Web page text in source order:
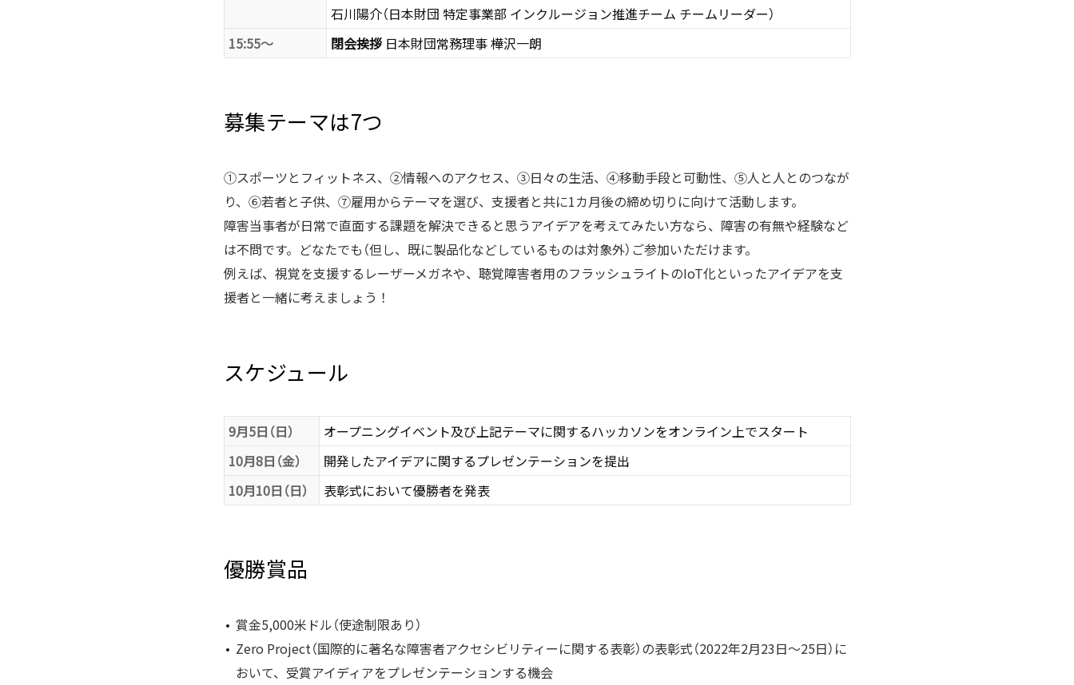
石川陽介（日本財団 特定事業部 インクルージョン推進チーム チームリーダー）
15:55～
閉会挨拶日本財団常務理事 樺沢一朗
募集テーマは7つ
①スポーツとフィットネス、②情報へのアクセス、③日々の生活、④移動手段と可動性、⑤人と人とのつなが
り、⑥若者と子供、⑦雇用からテーマを選び、支援者と共に1カ月後の締め切りに向けて活動します。
障害当事者が日常で直面する課題を解決できると思うアイデアを考えてみたい方なら、障害の有無や経験など
は不問です。どなたでも（但し、既に製品化などしているものは対象外）ご参加いただけます。
例えば、視覚を支援するレーザーメガネや、聴覚障害者用のフラッシュライトのIoT化といったアイデアを支
援者と一緒に考えましょう！
スケジュール
9月5日（日）
オープニングイベント及び上記テーマに関するハッカソンをオンライン上でスタート
10月8日（金）
開発したアイデアに関するプレゼンテーションを提出
10月10日（日）
表彰式において優勝者を発表
優勝賞品
賞金5,000米ドル（使途制限あり）
Zero Project（国際的に著名な障害者アクセシビリティーに関する表彰）の表彰式（2022年2月23日〜25日）に
おいて、受賞アイディアをプレゼンテーションする機会